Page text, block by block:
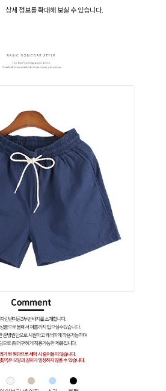
상세 정보를 확대해 보실 수 있습니다.